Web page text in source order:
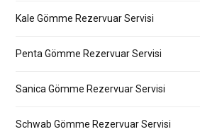
Kale Gömme Rezervuar Servisi
Penta Gömme Rezervuar Servisi
Sanica Gömme Rezervuar Servisi
Schwab Gömme Rezervuar Servisi